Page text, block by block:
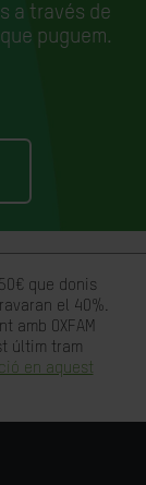
a través de
puguem.
que donis
el 40%.
amb OXFAM
últim tram
en aquest